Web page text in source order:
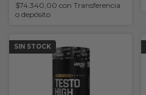
$74.340,00 con Transferencia
o depósito
SIN STOCK